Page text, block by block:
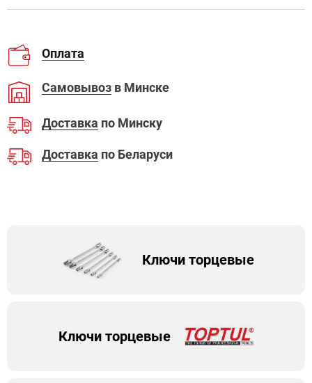
Оплата
Самовывоз в Минске
Доставка по Минску
Доставка по Беларуси
Ключи торцевые
Ключи торцевые